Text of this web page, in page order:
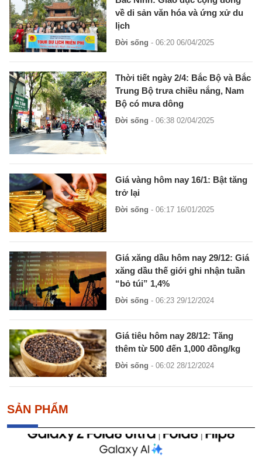
về di sản văn hóa và ứng xử du
lịch
Đời sống - 06:20 06/04/2025
Thời tiết ngày 2/4: Bắc Bộ và Bắc
Trung Bộ trưa chiều nắng, Nam
Bộ có mưa dông
Đời sống - 06:38 02/04/2025
Giá vàng hôm nay 16/1: Bật tăng
trở lại
Đời sống - 06:17 16/01/2025
Giá xăng dầu hôm nay 29/12: Giá
xăng dầu thế giới ghi nhận tuần
“bỏ túi” 1,4%
Đời sống - 06:23 29/12/2024
Giá tiêu hôm nay 28/12: Tăng
thêm từ 500 đến 1,000 đồng/kg
Đời sống - 06:02 28/12/2024
SẢN PHẨM